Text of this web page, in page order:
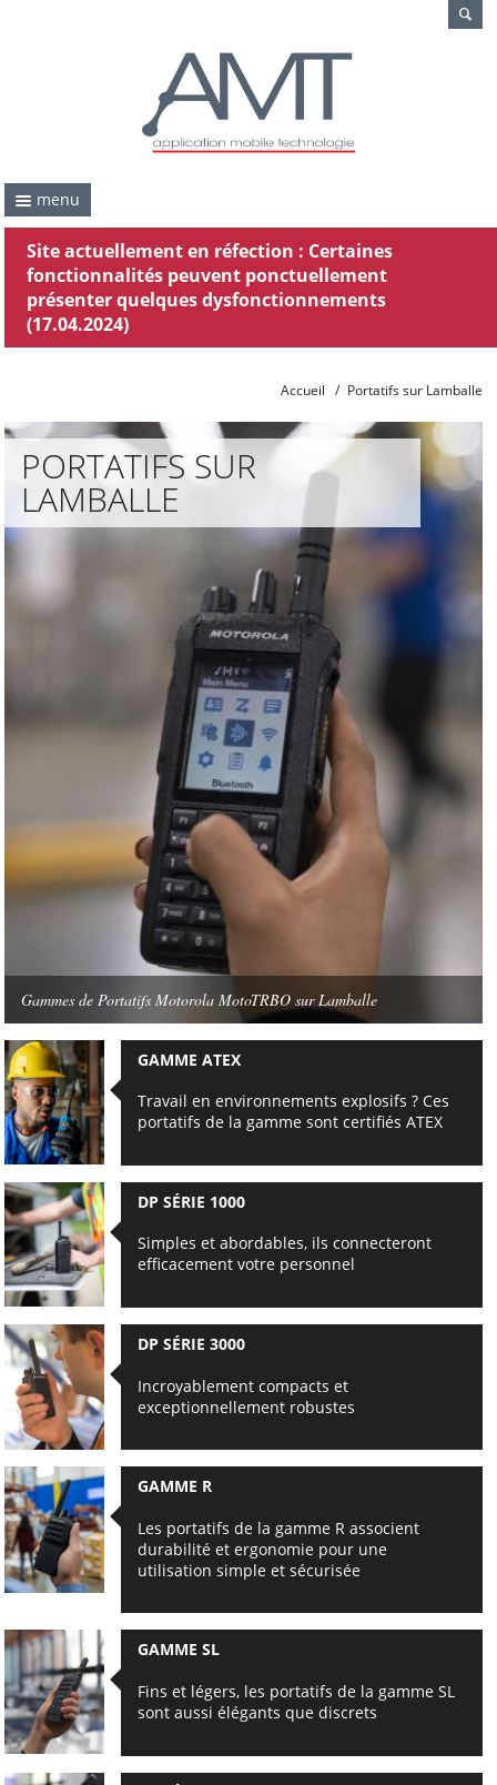
menu
Site actuellement en réfection : Certaines
fonctionnalités peuvent ponctuellement
présenter quelques dysfonctionnements
(17.04.2024)
Accueil / Portatifs sur Lamballe
PORTATIFS SUR
LAMBALLE
Gammes de Portatifs Motorola MotoTRBO sur Lamballe
GAMME ATEX
Travail en environnements explosifs ? Ces
portatifs de la gamme sont certifiés ATEX
DP SÉRIE 1000
Simples et abordables, ils connecteront
efficacement votre personnel
DP SÉRIE 3000
Incroyablement compacts et
exceptionnellement robustes
GAMME R
Les portatifs de la gamme R associent
durabilité et ergonomie pour une
utilisation simple et sécurisée
GAMME SL
Fins et légers, les portatifs de la gamme SL
sont aussi élégants que discrets